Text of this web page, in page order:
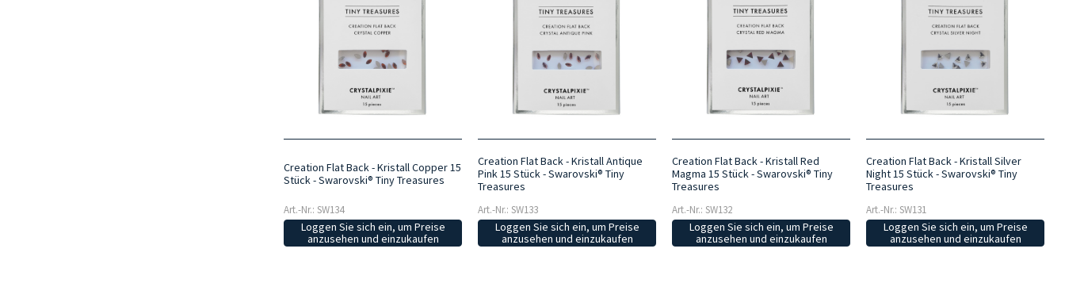
Creation Flat Back - Kristall Copper 15
Stück - Swarovski® Tiny Treasures
Art.-Nr.: SW134
Loggen Sie sich ein, um Preise
anzusehen und einzukaufen
Creation Flat Back - Kristall Antique
Pink 15 Stück - Swarovski® Tiny
Treasures
Art.-Nr.: SW133
Loggen Sie sich ein, um Preise
anzusehen und einzukaufen
Creation Flat Back - Kristall Red
Magma 15 Stück - Swarovski® Tiny
Treasures
Art.-Nr.: SW132
Loggen Sie sich ein, um Preise
anzusehen und einzukaufen
Creation Flat Back - Kristall Silver
Night 15 Stück - Swarovski® Tiny
Treasures
Art.-Nr.: SW131
Loggen Sie sich ein, um Preise
anzusehen und einzukaufen